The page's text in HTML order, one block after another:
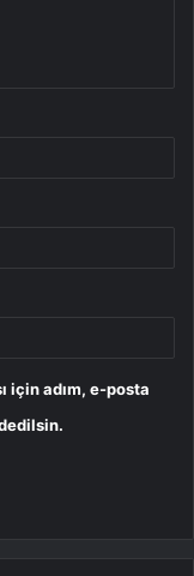
için adım, e-posta